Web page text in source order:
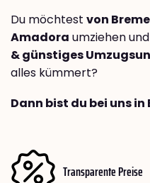
Du möchtest von
Amadora umziehen
& günstiges
alles kümmert?
Dann bist du bei uns
Transparente Preise